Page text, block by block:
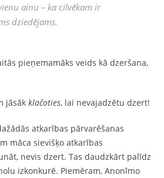
ainu – ka cilvēkam ir
dziedējams.
pieņemamāks veids kā dzeršana,
jāsāk klačoties, lai nevajadzētu dzert!
atkarības pārvarēšanas
māca sievišķo atkarības
nevis dzert. Tas daudzkārt palīdz
izkonkurē. Piemēram, Anonīmo